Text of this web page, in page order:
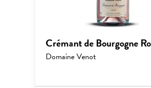
Crémant de Bourgogne
Domaine Venot